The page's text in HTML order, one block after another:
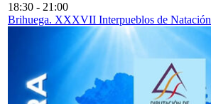
18:30 - 21:00
Brihuega. XXXVII Interpueblos de Natación